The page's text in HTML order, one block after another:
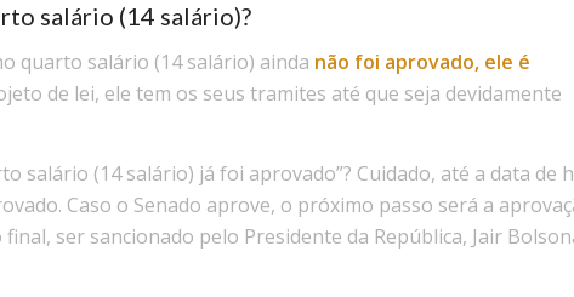
salário (14 salário)?
quarto salário (14 salário) ainda não foi aprovado, ele é
de lei, ele tem os seus tramites até que seja devidamente
salário (14 salário) já foi aprovado”? Cuidado, até a data de
Caso o Senado aprove, o próximo passo será a
ser sancionado pelo Presidente da República, Jair